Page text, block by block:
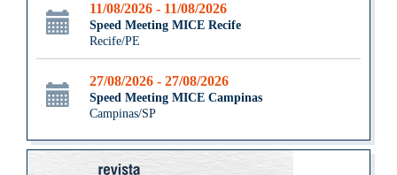
11/08/2026 - 11/08/2026
Speed Meeting MICE Recife
Recife/PE
27/08/2026 - 27/08/2026
Speed Meeting MICE Campinas
Campinas/SP